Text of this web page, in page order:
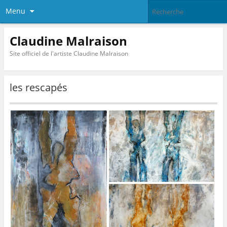
Menu
Claudine Malraison
Site officiel de l'artiste Claudine Malraison
les rescapés